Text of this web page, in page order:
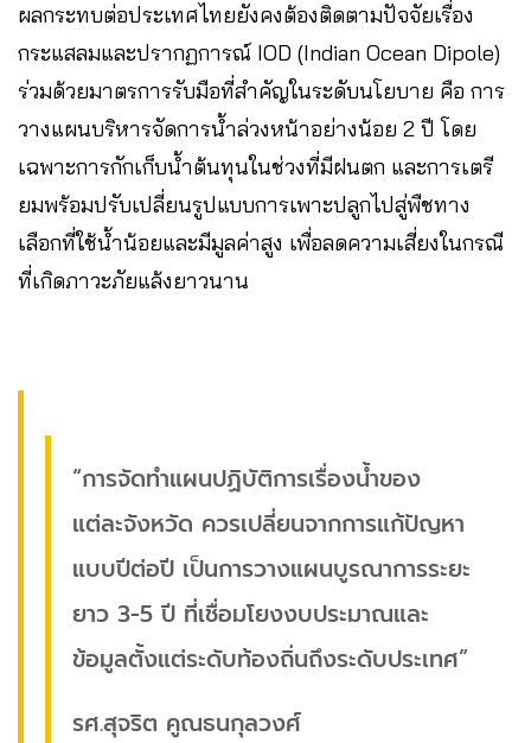
ผลกระทบต่อประเทศไทยยังคงต้องติดตามปัจจัยเรื่อง
กระแสลมและปรากฏการณ์ IOD (Indian Ocean Dipole)
ร่วมด้วยมาตรการรับมือที่สำคัญในระดับนโยบาย คือ การ
วางแผนบริหารจัดการน้ำล่วงหน้าอย่างน้อย 2 ปี โดย
เฉพาะการกักเก็บน้ำต้นทุนในช่วงที่มีฝนตก และการเตรี
ยมพร้อมปรับเปลี่ยนรูปแบบการเพาะปลูกไปสู่พืชทาง
เลือกที่ใช้น้ำน้อยและมีมูลค่าสูง เพื่อลดความเสี่ยงในกรณี
ที่เกิดภาวะภัยแล้งยาวนาน
“การจัดทำแผนปฏิบัติการเรื่องน้ำของ
แต่ละจังหวัด ควรเปลี่ยนจากการแก้ปัญหา
แบบปีต่อปี เป็นการวางแผนบูรณาการระยะ
ยาว 3-5 ปี ที่เชื่อมโยงงบประมาณและ
ข้อมูลตั้งแต่ระดับท้องถิ่นถึงระดับประเทศ”
รศ.สุจริต คูณธนกุลวงศ์